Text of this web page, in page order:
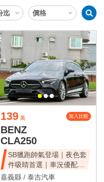
139 萬 加入比較
BENZ
CLA250
SB獵跑帥氣登場｜夜色套
件吸睛首選｜車況優配備
齊全
嘉義縣 / 泰吉汽車